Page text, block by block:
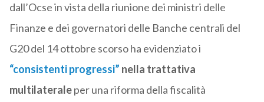
dall’Ocse in vista della riunione dei ministri delle
Finanze e dei governatori delle Banche centrali del
G20 del 14 ottobre scorso ha evidenziato i
“consistenti progressi” nella trattativa
multilateraleper una riforma della fiscalità